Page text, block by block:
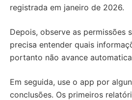
registrada em janeiro de 2026.
Depois, observe as permissões
precisa entender quais
portanto não avance
Em seguida, use o app por
conclusões. Os primeiros